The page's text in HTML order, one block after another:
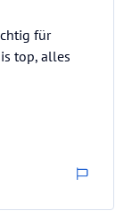
für
top, alles